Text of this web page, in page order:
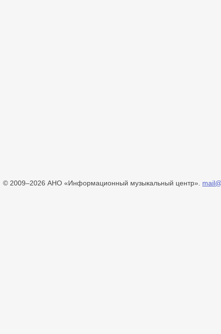
© 2009–2026 АНО «Информационный музыкальный центр».